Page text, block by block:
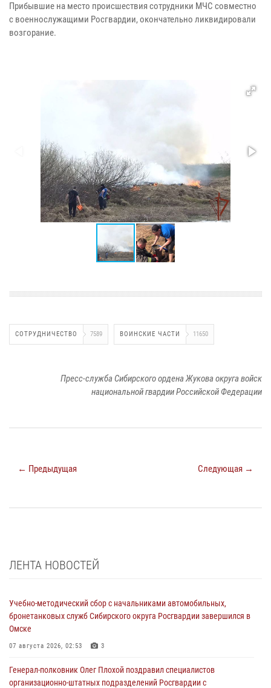
Прибывшие на место происшествия сотрудники МЧС совместно
с военнослужащими Росгвардии, окончательно ликвидировали
возгорание.
СОТРУДНИЧЕСТВО 7589 ВОИНСКИЕ ЧАСТИ 11650
Пресс-служба Сибирского ордена Жукова округа войск
национальной гвардии Российской Федерации
← Предыдущая Следующая →
ЛЕНТА НОВОСТЕЙ
Учебно-методический сбор с начальниками автомобильных,
бронетанковых служб Сибирского округа Росгвардии завершился в
Омске
07 августа 2026, 02:53 3
Генерал-полковник Олег Плохой поздравил специалистов
организационно-штатных подразделений Росгвардии с